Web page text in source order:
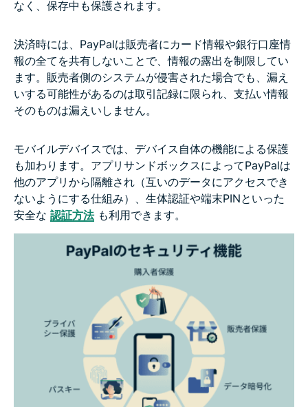
なく、保存中も保護されます。
決済時には、PayPalは販売者にカード情報や銀行口座情
報の全てを共有しないことで、情報の露出を制限してい
ます。販売者側のシステムが侵害された場合でも、漏え
いする可能性があるのは取引記録に限られ、支払い情報
そのものは漏えいしません。
モバイルデバイスでは、デバイス自体の機能による保護
も加わります。アプリサンドボックスによってPayPalは
他のアプリから隔離され（互いのデータにアクセスでき
ないようにする仕組み）、生体認証や端末PINといった
安全な 認証方法も利用できます。